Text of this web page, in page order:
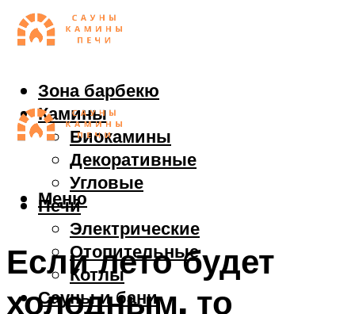
Зона барбекю
Камины
Биокамины
Декоративные
Угловые
Печи
Электрические
Отопительные
Котлы
Сауны и бани
Меню
Если лето будет
холодным, то